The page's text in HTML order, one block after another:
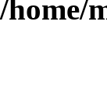
/home/